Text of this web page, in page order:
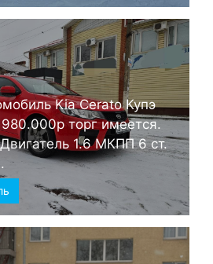
Kia Cerato Купэ
торг имеется.
1.6 МКПП 6 ст.